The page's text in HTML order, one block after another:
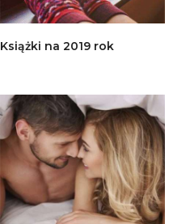
Książki na 2019 rok